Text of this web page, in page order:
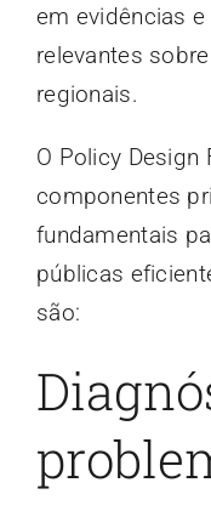
em evidências
relevantes
regionais.
O Policy
componentes
fundamentais
públicas
são: